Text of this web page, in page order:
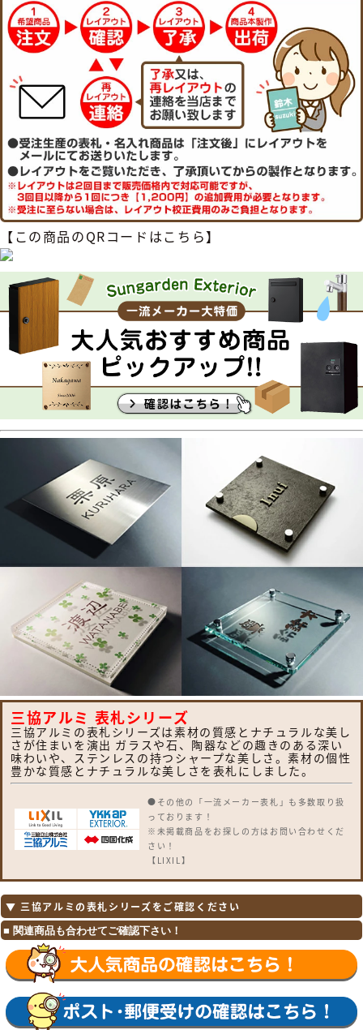
【この商品のQRコードはこちら】
三協アルミ 表札シリーズ
三協アルミの表札シリーズは素材の質感とナチュラルな美し
さが住まいを演出 ガラスや石、陶器などの趣きのある深い
味わいや、ステンレスの持つシャープな美しさ。素材の個性
豊かな質感とナチュラルな美しさを表札にしました。
●その他の「一流メーカー表札」も多数取り扱
っております！
※未掲載商品をお探しの方はお問い合わせくだ
さい！
【LIXIL】
ン・チタンサイン・切り文字サインA・切り文
字サインB・切り文字サインC・切り文字サイ
ンD・切り文字サインS・SUS切り文字ベース
サイン・SUS抜き文字ベースサインP型・SUS
抜き文字ベースサインL型・アルファベットサ
イン・エンブレムサイン・インフォユニットサ
インW・タイルサイン・備前焼サイン・美濃焼
サイン・有田焼サイン・東京七宝サイン・黒御
▼ 三協アルミの表札シリーズをご確認ください